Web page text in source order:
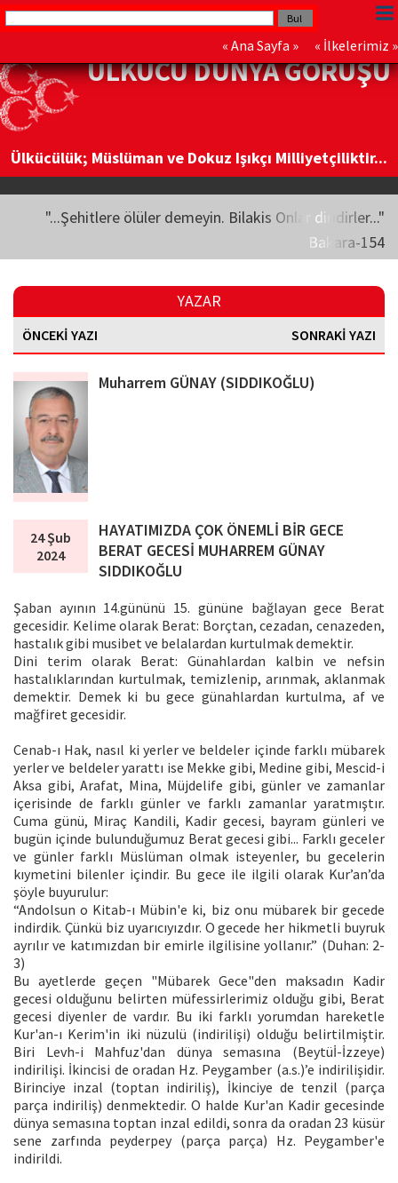
« Ana Sayfa » « İlkelerimiz »
ÜLKÜCÜ DÜNYA GÖRÜŞÜ
Ülkücülük; Müslüman ve Dokuz Işıkçı Milliyetçiliktir...
"...Şehitlere ölüler demeyin. Bilakis Onlar diridirler..."
Bakara-154
YAZAR
ÖNCEKİ YAZI SONRAKİ YAZI
Muharrem GÜNAY (SIDDIKOĞLU)
24 Şub
2024
HAYATIMIZDA ÇOK ÖNEMLİ BİR GECE
BERAT GECESİ MUHARREM GÜNAY
SIDDIKOĞLU
Şaban ayının 14.gününü 15. gününe bağlayan gece Berat
gecesidir. Kelime olarak Berat: Borçtan, cezadan, cenazeden,
hastalık gibi musibet ve belalardan kurtulmak demektir.
Dini terim olarak Berat: Günahlardan kalbin ve nefsin
hastalıklarından kurtulmak, temizlenip, arınmak, aklanmak
demektir. Demek ki bu gece günahlardan kurtulma, af ve
mağfiret gecesidir.
Cenab-ı Hak, nasıl ki yerler ve beldeler içinde farklı mübarek
yerler ve beldeler yarattı ise Mekke gibi, Medine gibi, Mescid-i
Aksa gibi, Arafat, Mina, Müjdelife gibi, günler ve zamanlar
içerisinde de farklı günler ve farklı zamanlar yaratmıştır.
Cuma günü, Miraç Kandili, Kadir gecesi, bayram günleri ve
bugün içinde bulunduğumuz Berat gecesi gibi... Farklı geceler
ve günler farklı Müslüman olmak isteyenler, bu gecelerin
kıymetini bilenler içindir. Bu gece ile ilgili olarak Kur’an’da
şöyle buyurulur:
“Andolsun o Kitab-ı Mübin'e ki, biz onu mübarek bir gecede
indirdik. Çünkü biz uyarıcıyızdır. O gecede her hikmetli buyruk
ayrılır ve katımızdan bir emirle ilgilisine yollanır.” (Duhan: 2-
3)
Bu ayetlerde geçen "Mübarek Gece"den maksadın Kadir
gecesi olduğunu belirten müfessirlerimiz olduğu gibi, Berat
gecesi diyenler de vardır. Bu iki farklı yorumdan hareketle
Kur'an-ı Kerim'in iki nüzulü (indirilişi) olduğu belirtilmiştir.
Biri Levh-i Mahfuz'dan dünya semasına (Beytüİ-İzzeye)
indirilişi. İkincisi de oradan Hz. Peygamber (a.s.)’e indirilişidir.
Birinciye inzal (toptan indiriliş), İkinciye de tenzil (parça
parça indiriliş) denmektedir. O halde Kur'an Kadir gecesinde
dünya semasına toptan inzal edildi, sonra da oradan 23 küsür
sene zarfında peyderpey (parça parça) Hz. Peygamber'e
indirildi.